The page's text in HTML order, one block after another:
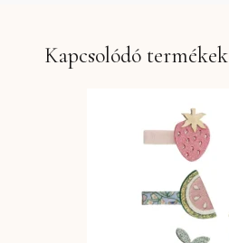
Kapcsolódó termékek